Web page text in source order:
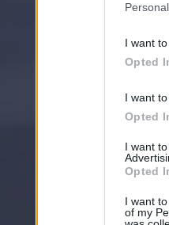
I want
Opted
I want
Opted
I want
Opted
I want
of my